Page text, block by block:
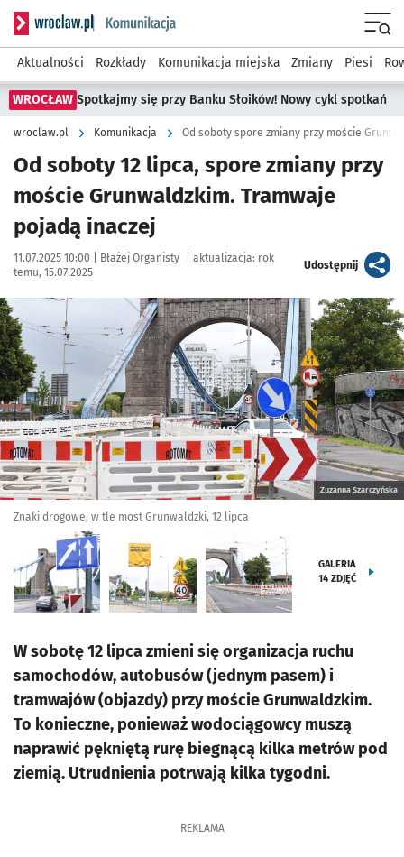
Serwis informacyjny wroclaw.pl podserwis: Komunikacja
Aktualności Rozkłady Komunikacja miejska Zmiany Piesi
WROCŁAW Spotkajmy się przy Banku Słoików! Nowy cykl spotkań
wroclaw.pl Komunikacja Od soboty spore zmiany przy moście
Od soboty 12 lipca, spore zmiany przy
moście Grunwaldzkim. Tramwaje
pojadą inaczej
Data publikacji:
11.07.2025 10:00 | Autor:
Błażej Organisty aktualizacja: rok
temu, 15.07.2025
Udostępnijartykuł
Kliknij, aby zobaczyć galerię
Zuzanna Szarczyńska
Znaki drogowe, w tle most Grunwaldzki, 12 lipca
GALERIA
14 ZDJĘĆ
W sobotę 12 lipca zmieni się organizacja ruchu
samochodów, autobusów (jednym pasem) i
tramwajów (objazdy) przy moście Grunwaldzkim.
To konieczne, ponieważ wodociągowcy muszą
naprawić pękniętą rurę biegnącą kilka metrów pod
ziemią. Utrudnienia potrwają kilka tygodni.
REKLAMA